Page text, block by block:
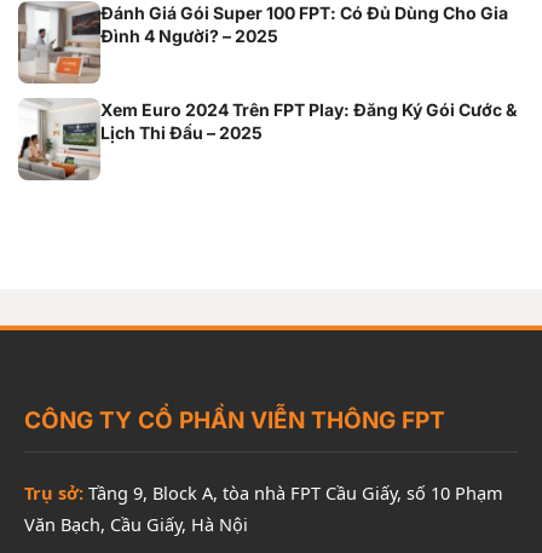
Đánh Giá Gói Super 100 FPT: Có Đủ Dùng Cho Gia
Đình 4 Người? – 2025
Xem Euro 2024 Trên FPT Play: Đăng Ký Gói Cước &
Lịch Thi Đấu – 2025
CÔNG TY CỔ PHẦN VIỄN THÔNG FPT
Trụ sở: Tầng 9, Block A, tòa nhà FPT Cầu Giấy, số 10 Phạm
Văn Bạch, Cầu Giấy, Hà Nội